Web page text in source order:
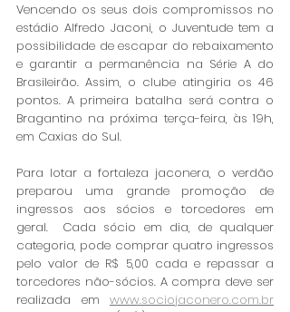
Vencendo os seus dois compromissos no
estádio Alfredo Jaconi, o Juventude tem a
possibilidade de escapar do rebaixamento
e garantir a permanência na Série A do
Brasileirão. Assim, o clube atingiria os 46
pontos. A primeira batalha será contra o
Bragantino na próxima terça-feira, às 19h,
em Caxias do Sul.
Para lotar a fortaleza jaconera, o verdão
preparou uma grande promoção de
ingressos aos sócios e torcedores em
geral.  Cada sócio em dia, de qualquer
categoria, pode comprar quatro ingressos
pelo valor de R$ 5,00 cada e repassar a
torcedores não-sócios. A compra deve ser
realizada em www.sociojaconero.com.br